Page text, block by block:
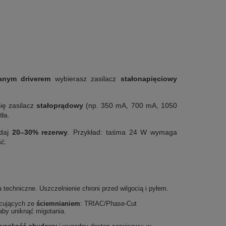
driverem wybierasz zasilaczstałonapięciowy
zasilacz stałoprądowy(np. 350 mA, 700 mA, 1050
20–30% rezerwy . Przykład: taśma 24 W wymaga
Uszczelnienie chroni przed wilgocią i pyłem.
ze ściemnianiem: TRIAC/Phase-Cut
uniknąć migotania.